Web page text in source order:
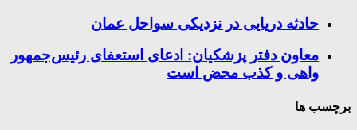
حادثه دریایی در نزدیکی سواحل عمان
معاون دفتر پزشکیان: ادعای استعفای رئیس‌جمهور
واهی و کذب محض است
برچسب ها